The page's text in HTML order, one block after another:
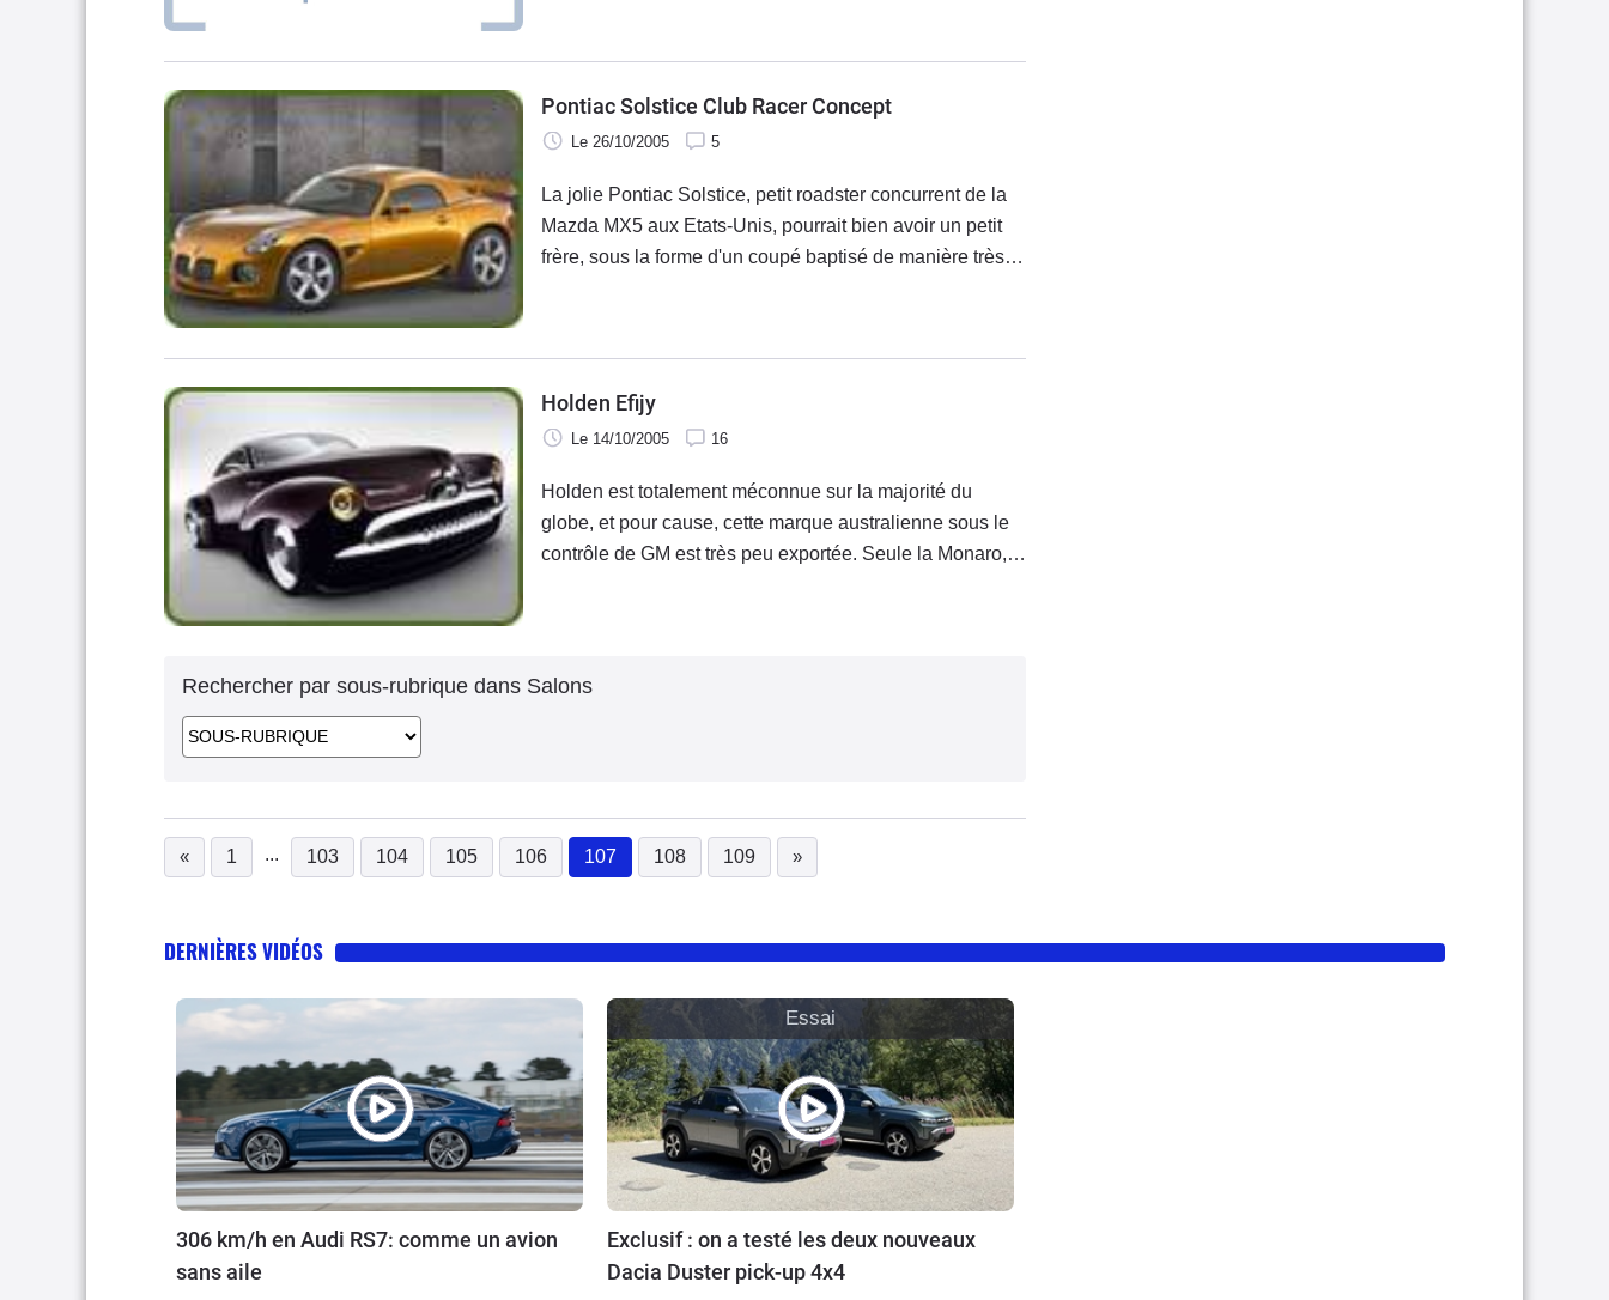
Pontiac Solstice Club Racer Concept
Le 26/10/2005 5
La jolie Pontiac Solstice, petit roadster concurrent de la
Mazda MX5 aux Etats-Unis, pourrait bien avoir un petit
frère, sous la forme d'un coupé baptisé de manière très
Holden Efijy
Le 14/10/2005 16
Holden est totalement méconnue sur la majorité du
globe, et pour cause, cette marque australienne sous le
contrôle de GM est très peu exportée. Seule la Monaro,
Rechercher par sous-rubrique dans Salons
« 1 ... 103 104 105 106 107
(current)
108 109 »
DERNIÈRES VIDÉOS
306 km/h en Audi RS7: comme un avion
sans aile
Essai
Exclusif : on a testé les deux nouveaux
Dacia Duster pick-up 4x4